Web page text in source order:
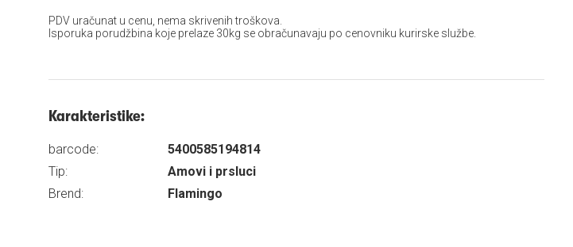
PDV uračunat u cenu, nema skrivenih troškova.
Isporuka porudžbina koje prelaze 30kg se obračunavaju po cenovniku kurirske službe.
Karakteristike:
barcode:
5400585194814
Tip:
Amovi i prsluci
Brend:
Flamingo